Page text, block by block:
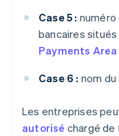
Case 5 :
bancaires situés
Payments Area
Case 6 : nom
Les entreprises
autorisé chargé de